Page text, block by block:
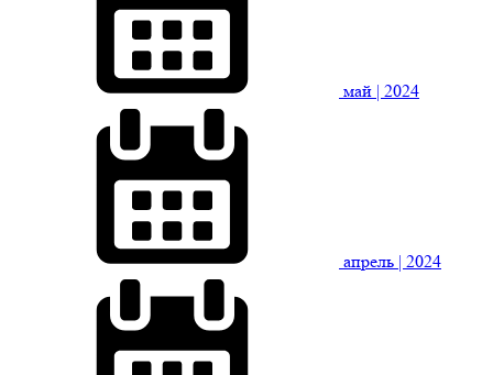
май | 2024
апрель | 2024